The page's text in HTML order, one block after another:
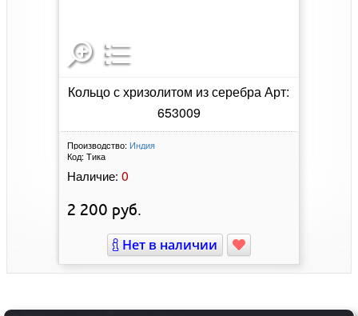
Кольцо с хризолитом из серебра Арт:
653009
Производство: Индия
Код: Тика
Наличие: 0
2 200 руб.
Нет в наличии